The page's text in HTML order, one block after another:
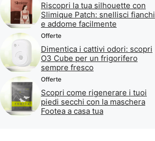
Riscopri la tua silhouette con
Slimique Patch: snellisci fianchi
e addome facilmente
Offerte
Dimentica i cattivi odori: scopri
O3 Cube per un frigorifero
sempre fresco
Offerte
Scopri come rigenerare i tuoi
piedi secchi con la maschera
Footea a casa tua